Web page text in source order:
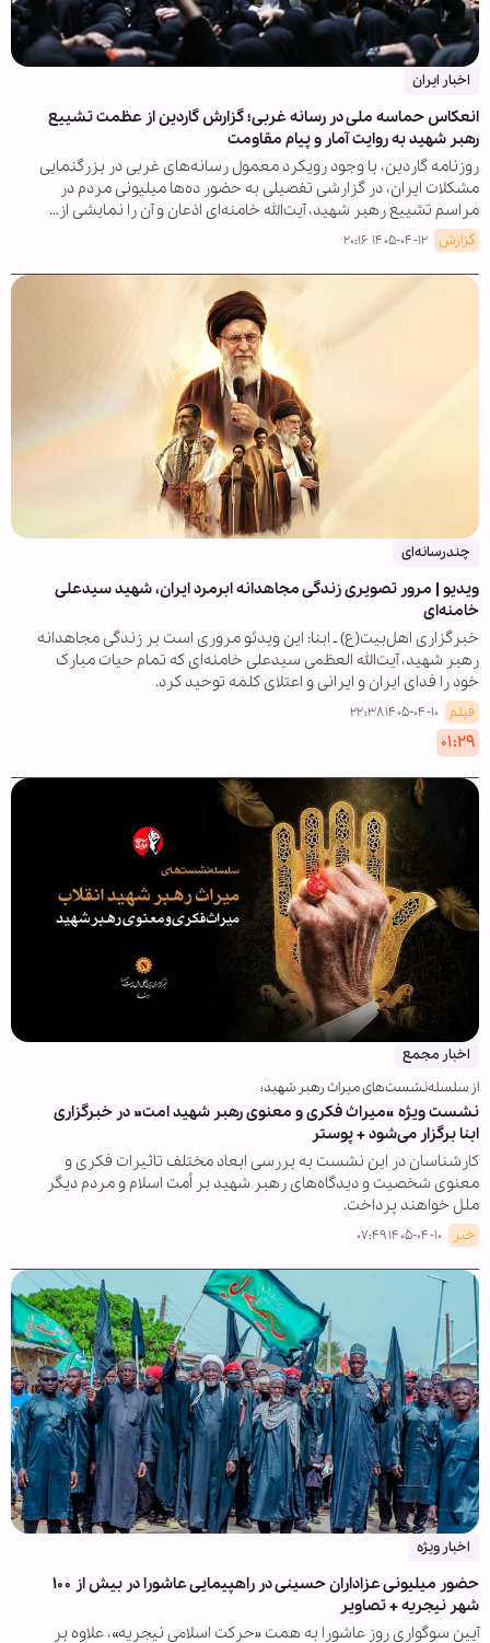
اخبار ایران
انعکاس حماسه ملی در رسانه غربی؛ گزارش گاردین از عظمت تشییع
رهبر شهید به روایت آمار و پیام مقاومت
روزنامه گاردین، با وجود رویکرد معمول رسانه‌های غربی در بزرگنمایی
مشکلات ایران، در گزارشی تفصیلی به حضور ده‌ها میلیونی مردم در
مراسم تشییع رهبر شهید، آیت‌الله خامنه‌ای اذعان و آن را نمایشی از…
گزارش ۱۴۰۵-۰۴-۱۲ ۲۰:۱۶
چندرسانه‌ای
ویدیو | مرور تصویری زندگی مجاهدانه ابرمرد ایران، شهید سیدعلی
خامنه‌ای
خبرگزاری اهل‌بیت(ع) ـ ابنا: این ویدئو مروری است بر زندگی مجاهدانه
رهبر شهید، آیت‌الله العظمی سیدعلی خامنه‌ای که تمام حیات مبارک
خود را فدای ایران و ایرانی و اعتلای کلمه توحید کرد.
فیلم ۱۴۰۵-۰۴-۱۰ ۲۲:۳۸
۰۱:۲۹
اخبار مجمع
از سلسله‌نشست‌های میراث رهبر شهید؛
نشست ویژه «میراث فکری و معنوی رهبر شهید امت» در خبرگزاری
ابنا برگزار می‌شود + پوستر
کارشناسان در این نشست به بررسی ابعاد مختلف تاثیرات فکری و
معنوی شخصیت و دیدگاه‌های رهبر شهید بر اُمت اسلام و مردم دیگر
ملل خواهند پرداخت.
خبر ۱۴۰۵-۰۴-۱۰ ۰۷:۴۹
اخبار ویژه
حضور میلیونی عزاداران حسینی در راهپیمایی عاشورا در بیش از ۱۰۰
شهر نیجریه + تصاویر
آیین سوگواری روز عاشورا به همت «حرکت اسلامی نیجریه»، علاوه بر